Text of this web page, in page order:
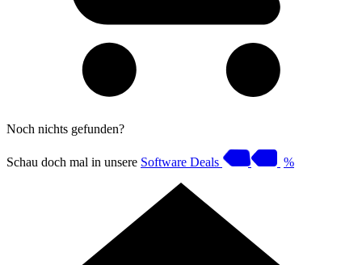
Noch nichts gefunden?
Schau doch mal in unsere Software Deals %